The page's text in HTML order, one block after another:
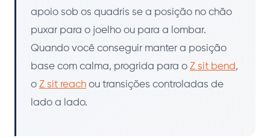
apoio sob os quadris se a posição no chão
puxar para o joelho ou para a lombar.
Quando você conseguir manter a posição
base com calma, progrida para o Z sit bend,
o Z sit reach ou transições controladas de
lado a lado.